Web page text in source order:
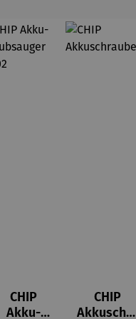
CHIP
Akku-
CHIP
Akkuschra